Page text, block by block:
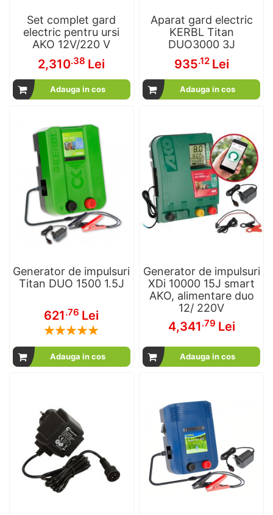
Set complet gard
electric pentru ursi
AKO 12V/220 V
2,310.38 Lei
Adauga in cos
Aparat gard electric
KERBL Titan
DUO3000 3J
935.12 Lei
Adauga in cos
Generator de impulsuri
Titan DUO 1500 1.5J
621.76 Lei
Rating:
Adauga in cos
Generator de impulsuri
XDi 10000 15J smart
AKO, alimentare duo
12/ 220V
4,341.79 Lei
Adauga in cos